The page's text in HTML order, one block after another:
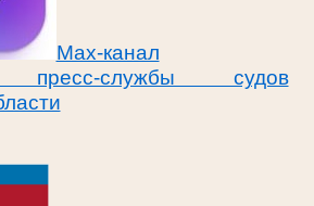
Max-канал
пресс-службы судов